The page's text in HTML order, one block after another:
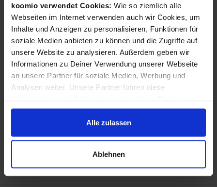
koomio verwendet Cookies: Wie so ziemlich alle
Webseiten im Internet verwenden auch wir Cookies, um
Inhalte und Anzeigen zu personalisieren, Funktionen für
soziale Medien anbieten zu können und die Zugriffe auf
unsere Website zu analysieren. Außerdem geben wir
Informationen zu Deiner Verwendung unserer Webseite
an unsere Partner für soziale Medien, Werbung und
Analysen weiter. Unsere Partner führen diese
zusammen, die Du ihnen bereitgestellt hast oder die sie
im Rahmen Deiner Nutzung der Dienste gesammelt
haben.
Alle zulassen
Ablehnen
49,99 €
Apple MUHK2ZM/A Smartwatch-Zubehör
Band Schwarz Edelstahl
in Smartwatch-Zubehör
Preis:190,50 €
Nokia 4381639 Watch strap Silikon,
in Uhren-Armbänder
6,80 €